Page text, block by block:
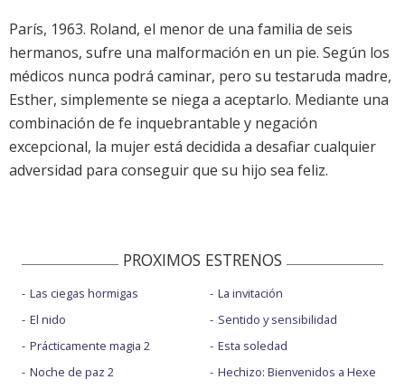
París, 1963. Roland, el menor de una familia de seis
hermanos, sufre una malformación en un pie. Según los
médicos nunca podrá caminar, pero su testaruda madre,
Esther, simplemente se niega a aceptarlo. Mediante una
combinación de fe inquebrantable y negación
excepcional, la mujer está decidida a desafiar cualquier
adversidad para conseguir que su hijo sea feliz.
PROXIMOS ESTRENOS
Las ciegas hormigas
El nido
Prácticamente magia 2
Noche de paz 2
La invitación
Sentido y sensibilidad
Esta soledad
Hechizo: Bienvenidos a Hexe